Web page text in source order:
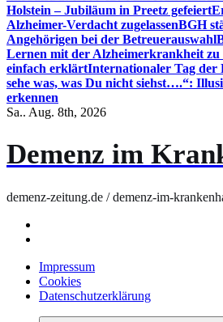
Holstein – Jubiläum in Preetz gefeiert
Alzheimer-Verdacht zugelassenBGH
Angehörigen bei der Betreuerauswahl
Lernen mit der Alzheimerkrankheit zu
einfach erklärtInternationaler Tag der
sehe was, was Du nicht siehst….“:
erkennen
Sa.. Aug. 8th, 2026
Demenz im
demenz-zeitung.de / demenz-im-
Impressum
Cookies
Datenschutzerklärung